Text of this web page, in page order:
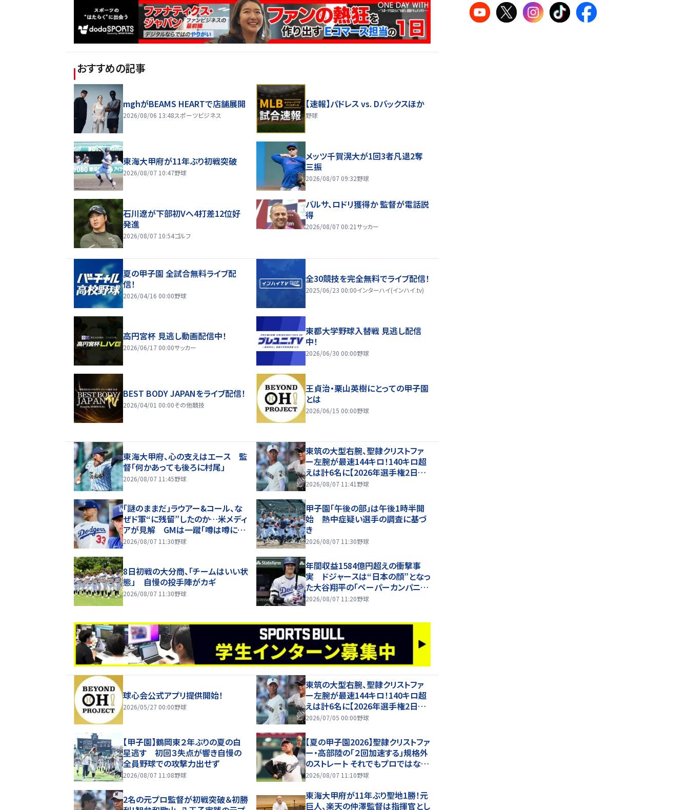
おすすめの記事
mghがBEAMS HEARTで店舗展開
2026/08/06 13:48スポーツビジネス
【速報】パドレス vs. Dバックスほか
野球
東海大甲府が11年ぶり初戦突破
2026/08/07 10:47野球
メッツ千賀滉大が1回3者凡退2奪
三振
2026/08/07 09:32野球
石川遼が下部初Vへ4打差12位好
発進
2026/08/07 10:54ゴルフ
バルサ、ロドリ獲得か 監督が電話説
得
2026/08/07 00:21サッカー
夏の甲子園 全試合無料ライブ配
信！
2026/04/16 00:00野球
全30競技を完全無料でライブ配信！
2025/06/23 00:00インターハイ(インハイ.tv)
高円宮杯 見逃し動画配信中！
2026/06/17 00:00サッカー
東都大学野球入替戦 見逃し配信
中！
2026/06/30 00:00野球
BEST BODY JAPANをライブ配信！
2026/04/01 00:00その他競技
王貞治・栗山英樹にとっての甲子園
とは
2026/06/15 00:00野球
東海大甲府、心の支えはエース 監
督「何かあっても後ろに村尾」
2026/08/07 11:45野球
東筑の大型右腕、聖隷クリストファ
ー左腕が最速144キロ！140キロ超
えは計6名に【2026年選手権2日目・
球速一覧】
2026/08/07 11:41 野球
「謎のままだ」ラウアー&コール、な
ぜド軍“に残留”したのか…米メディ
アが見解 GMは一蹴「噂は噂に過
ぎない」
2026/08/07 11:30野球
甲子園「午後の部」は午後1時半開
始 熱中症疑い選手の調査に基づ
き
2026/08/07 11:30野球
8日初戦の大分商、「チームはいい状
態」 自慢の投手陣がカギ
2026/08/07 11:30野球
年間収益1584億円超えの衝撃事
実 ドジャースは“日本の顔”となっ
た大谷翔平の「ペーパーカンパニ
ー」 米記者が指摘した異次元の
2026/08/07 11:20野球
球心会公式アプリ提供開始！
2026/05/27 00:00野球
東筑の大型右腕、聖隷クリストファ
ー左腕が最速144キロ！140キロ超
えは計6名に【2026年選手権2日目・
球速一覧】
2026/07/05 00:00野球
【甲子園】鶴岡東２年ぶりの夏の白
星逃す 初回３失点が響き自慢の
全員野球での攻撃力出せず
2026/08/07 11:08野球
【夏の甲子園2026】聖隷クリストファ
ー・高部陸の「２回加速する」規格外
のストレート それでもプロではなく
大学進学を選ぶ理由
2026/08/07 11:10野球
2名の元プロ監督が初戦突破＆初勝
東海大甲府が11年ぶり聖地1勝！元
巨人、楽天の仲澤監督は指揮官とし